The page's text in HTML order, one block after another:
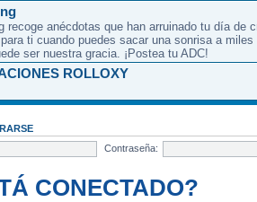
recoge anécdotas que han arruinado tu día de
ti cuando puedes sacar una sonrisa a miles
ser nuestra gracia. ¡Postea tu ADC!
ROLLOXY
Contraseña:
CONECTADO?